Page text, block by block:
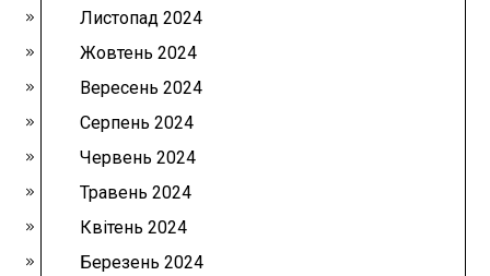
Листопад 2024
Жовтень 2024
Вересень 2024
Серпень 2024
Червень 2024
Травень 2024
Квітень 2024
Березень 2024